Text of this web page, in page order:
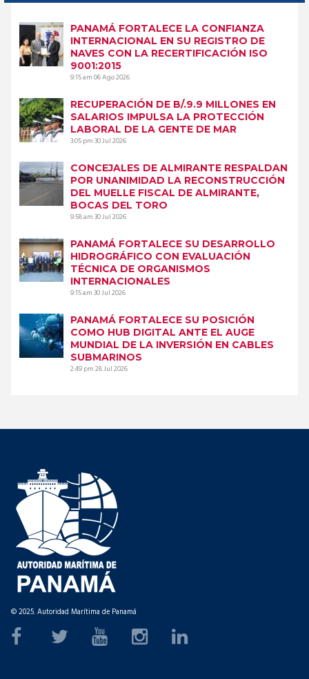
PANAMÁ FORTALECE LA CONFIANZA
INTERNACIONAL EN SU REGISTRO DE
NAVES CON LA RECERTIFICACIÓN ISO
9001:2015
9:15 am06 Ago 2026
RECUPERACIÓN DE B/.9.9 MILLONES EN
SALARIOS IMPULSA LA PROTECCIÓN
LABORAL DE LA GENTE DE MAR
3:05 pm30 Jul 2026
CONCEJALES DE ALMIRANTE RESPALDAN
POR UNANIMIDAD LA RECONSTRUCCIÓN
DEL MUELLE FISCAL DE ALMIRANTE,
BOCAS DEL TORO
9:58 am30 Jul 2026
PANAMÁ FORTALECE SU DESARROLLO
HIDROGRÁFICO CON EVALUACIÓN
TÉCNICA DE ORGANISMOS
INTERNACIONALES
9:15 am30 Jul 2026
PANAMÁ FORTALECE SU POSICIÓN
COMO HUB DIGITAL ANTE EL AUGE
MUNDIAL DE LA INVERSIÓN EN CABLES
SUBMARINOS
2:49 pm28 Jul 2026
© 2025. Autoridad Marítima de Panamá